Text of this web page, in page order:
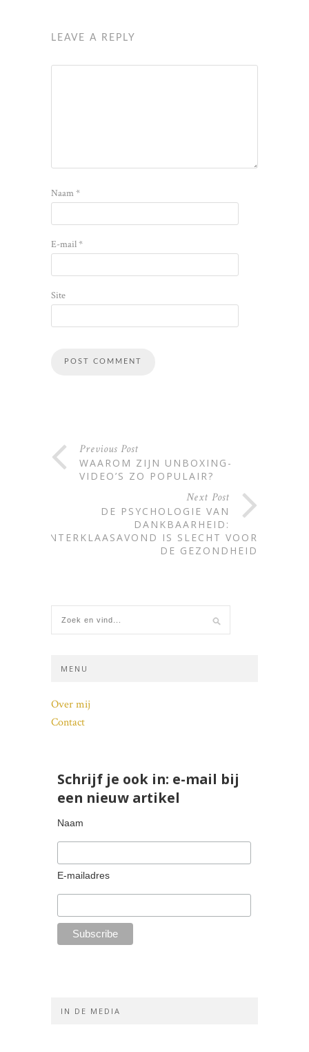
LEAVE A REPLY
Naam*
E-mail*
Site
Previous Post
WAAROM ZIJN UNBOXING-
VIDEO’S ZO POPULAIR?
Next Post
DE PSYCHOLOGIE VAN
DANKBAARHEID:
SINTERKLAASAVOND IS SLECHT VOOR
DE GEZONDHEID
MENU
Over mij
Contact
Schrijf je ook in: e-mail bij
een nieuw artikel
Naam
E-mailadres
IN DE MEDIA